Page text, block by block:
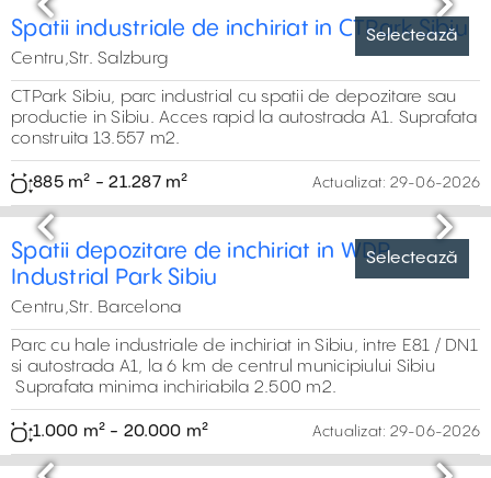
900 m²
m²
Previous Next
Spatiu industrial de inchiriat Sibiu
Centru,Marsa, Sibiu
Proprietate industrială de închiriat se află la intrarea în
zona fostei platforme industriale Mârșa, cu acces rapid la
viitoarea autostradă A13 Sibiu – Făgăraș. Spațiile sunt
ideale pentru activități din domeniul industriei alimentare
sau alte activități industriale
637 m² - 2.200 m² Actualizat: 29-06-2026